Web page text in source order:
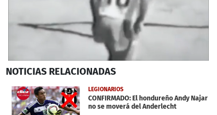
seconds
6
minutes,
3
seconds
NOTICIAS RELACIONADAS
LEGIONARIOS
CONFIRMADO: El hondureño Andy Najar
no se moverá del Anderlecht